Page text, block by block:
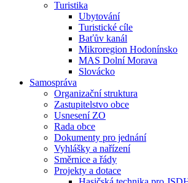
Turistika
Ubytování
Turistické cíle
Baťův kanál
Mikroregion Hodonínsko
MAS Dolní Morava
Slovácko
Samospráva
Organizační struktura
Zastupitelstvo obce
Usnesení ZO
Rada obce
Dokumenty pro jednání
Vyhlášky a nařízení
Směrnice a řády
Projekty a dotace